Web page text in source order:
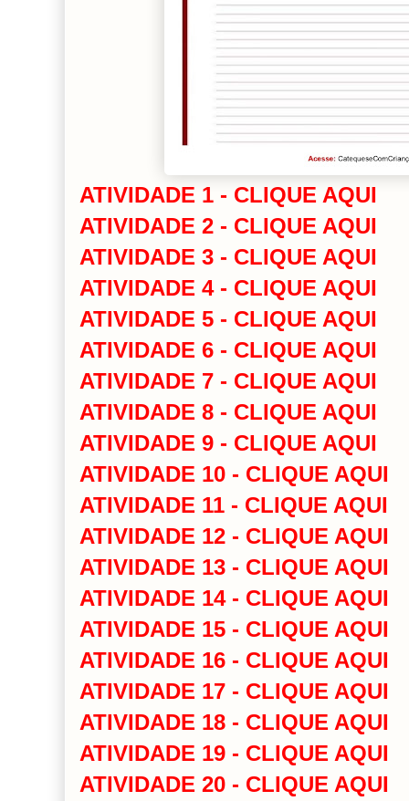
ATIVIDADE 1 - CLIQUE AQUI
ATIVIDADE 2 - CLIQUE AQUI
ATIVIDADE 3 - CLIQUE AQUI
ATIVIDADE 4 - CLIQUE AQUI
ATIVIDADE 5 - CLIQUE AQUI
ATIVIDADE 6 - CLIQUE AQUI
ATIVIDADE 7 - CLIQUE AQUI
ATIVIDADE 8 - CLIQUE AQUI
ATIVIDADE 9 - CLIQUE AQUI
ATIVIDADE 10 - CLIQUE AQUI
ATIVIDADE 11 - CLIQUE AQUI
ATIVIDADE 12 - CLIQUE AQUI
ATIVIDADE 13 - CLIQUE AQUI
ATIVIDADE 14 - CLIQUE AQUI
ATIVIDADE 15 - CLIQUE AQUI
ATIVIDADE 16 - CLIQUE AQUI
ATIVIDADE 17 - CLIQUE AQUI
ATIVIDADE 18 - CLIQUE AQUI
ATIVIDADE 19 - CLIQUE AQUI
ATIVIDADE 20 - CLIQUE AQUI